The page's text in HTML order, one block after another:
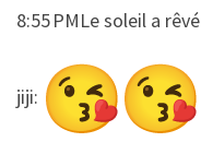
8:55 PMLe soleil a rêvé
​​jiji: